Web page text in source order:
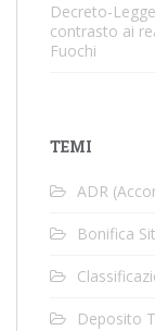
Decreto-
contrasto ai
Fuochi
TEMI
ADR
Bonifica
Deposito